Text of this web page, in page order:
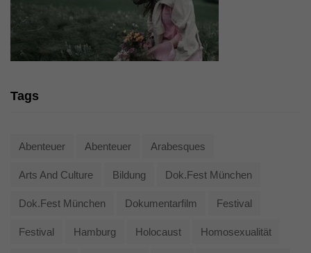
Tags
Abenteuer Abenteuer Arabesques
Arts And Culture Bildung Dok.fest München
Dok.fest München Dokumentarfilm Festival
Festival Hamburg Holocaust Homosexualität